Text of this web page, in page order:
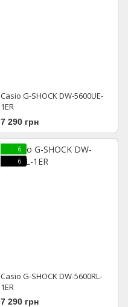
Casio G-SHOCK DW-5600UE-
1ER
7 290 грн
6
6
Casio G-SHOCK DW-5600RL-
1ER
7 290 грн